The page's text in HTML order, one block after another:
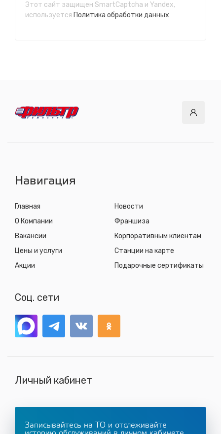
СТО "Ново-Ленино"
ул. Розы Люксембург, 97
с 8.00 до 22.30, без выходных
Этот сайт защищен SmartCaptcha и Yandex,
используется Политика обработки данных
Навигация
Главная
О Компании
Вакансии
Цены и услуги
Акции
Новости
Франшиза
Корпоративным клиентам
Станции на карте
Подарочные сертификаты
Соц. сети
Личный кабинет
Записывайтесь на ТО и отслеживайте